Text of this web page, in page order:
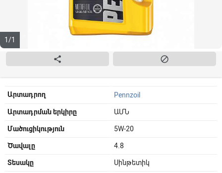
1/1
 
Արտադրող Pennzoil
Արտադրման երկիրը ԱՄՆ
Մածուցիկություն 5W-20
Ծավալը 4.8
Տեսակը Սինթետիկ